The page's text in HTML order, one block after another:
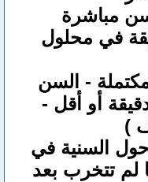
مباشرة
لمدة 30 دقيقة في محلول
مكتملة - السن
الفم لمدة 120 دقيقة أو أقل -
)
السنية في
لم تتخرب بعد